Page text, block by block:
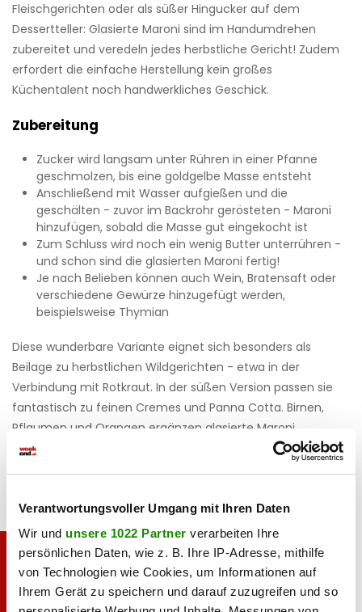
Verantwortungsvoller Umgang mit Ihren Daten
Wir und unsere 1022 Partner verarbeiten Ihre
persönlichen Daten, wie z. B. Ihre IP-Adresse, mithilfe
von Technologien wie Cookies, um Informationen auf
Ihrem Gerät zu speichern und darauf zuzugreifen und so
Fleischgerichten oder als süßer Hingucker auf dem
Dessertteller: Glasierte Maroni sind im Handumdrehen
zubereitet und veredeln jedes herbstliche Gericht! Zudem
erfordert die einfache Herstellung kein großes
Küchentalent noch handwerkliches Geschick.
Zubereitung
Zucker wird langsam unter Rühren in einer Pfanne
geschmolzen, bis eine goldgelbe Masse entsteht
Anschließend mit Wasser aufgießen und die
geschälten - zuvor im Backrohr gerösteten - Maroni
hinzufügen, sobald die Masse gut eingekocht ist
Zum Schluss wird noch ein wenig Butter unterrühren -
und schon sind die glasierten Maroni fertig!
Je nach Belieben können auch Wein, Bratensaft oder
verschiedene Gewürze hinzugefügt werden,
beispielsweise Thymian
Diese wunderbare Variante eignet sich besonders als
Beilage zu herbstlichen Wildgerichten - etwa in der
Verbindung mit Rotkraut. In der süßen Version passen sie
fantastisch zu feinen Cremes und Panna Cotta. Birnen,
Pflaumen und Orangen ergänzen glasierte Maroni
hervorragend.